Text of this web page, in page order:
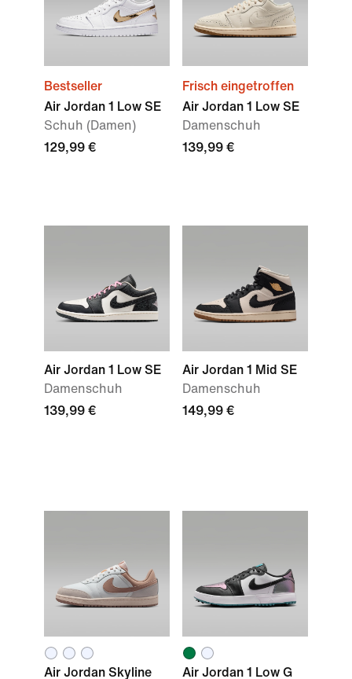
Bestseller
Air Jordan 1 Low SE
Schuh (Damen)
129,99 €
Frisch eingetroffen
Air Jordan 1 Low SE
Damenschuh
139,99 €
Air Jordan 1 Low SE
Damenschuh
139,99 €
Air Jordan 1 Mid SE
Damenschuh
149,99 €
Air Jordan Skyline Air Jordan 1 Low G